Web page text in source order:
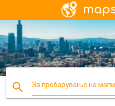
search За пребарување на мапи